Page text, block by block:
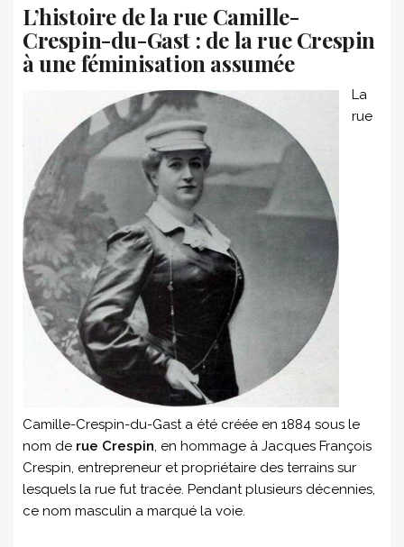
L’histoire de la rue Camille-
Crespin-du-Gast : de la rue Crespin
à une féminisation assumée
La
rue
Camille-Crespin-du-Gast a été créée en 1884 sous le
nom de rue Crespin, en hommage à Jacques François
Crespin, entrepreneur et propriétaire des terrains sur
lesquels la rue fut tracée. Pendant plusieurs décennies,
ce nom masculin a marqué la voie.